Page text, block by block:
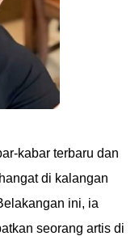
kabar terbaru dan
di kalangan
ini, ia
seorang artis di